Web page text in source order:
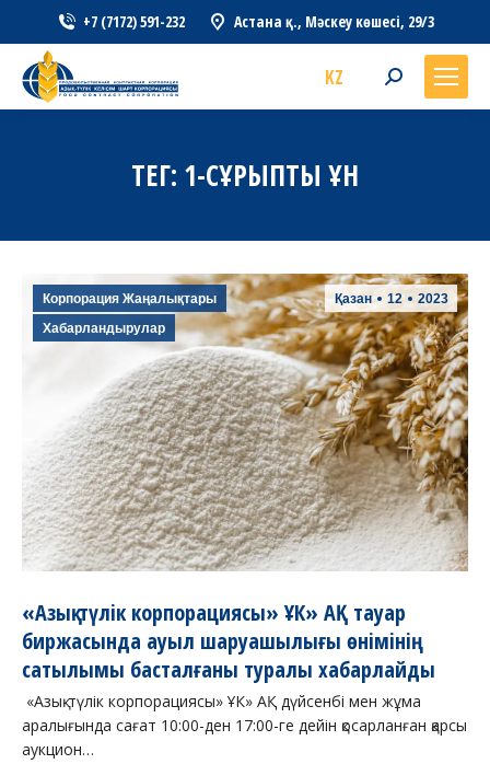
+7 (7172) 591-232 Астана қ., Мәскеу көшесі, 29/3
KZ Search:
ТЕГ: 1-СҰРЫПТЫ ҰН
Қазан 12 2023
Корпорация Жаңалықтары
Хабарландырулар
«Азық-түлік корпорациясы» ҰК» АҚ тауар
биржасында ауыл шаруашылығы өнімінің
сатылымы басталғаны туралы хабарлайды
«Азық-түлік корпорациясы» ҰК» АҚ дүйсенбі мен жұма
аралығында сағат 10:00-ден 17:00-ге дейін қосарланған қарсы
аукцион…